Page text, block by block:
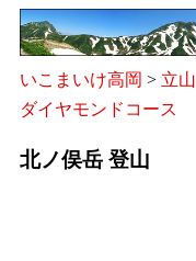
いこまいけ高岡 > 立山
ダイヤモンドコース
北ノ俣岳 登山